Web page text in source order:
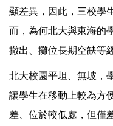
顯差異，因此，三校學
而，為何北大與東海的
撤出、攤位長期空缺等
北大校園平坦、無坡，
讓學生在移動上較為方
差、位於較低處，但僅